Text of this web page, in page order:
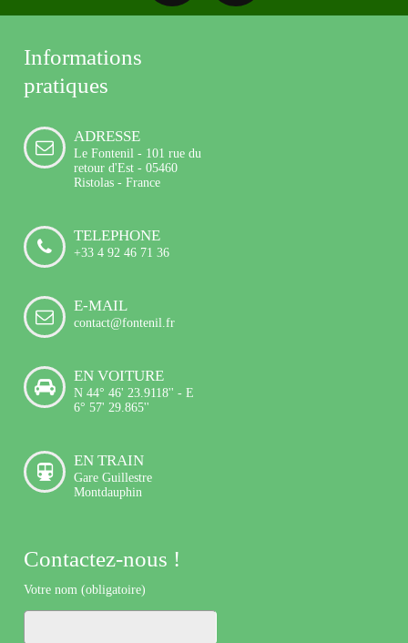
Informations
pratiques
ADRESSE
Le Fontenil - 101 rue du
retour d'Est - 05460
Ristolas - France
TELEPHONE
+33 4 92 46 71 36
E-MAIL
contact@fontenil.fr
EN VOITURE
N 44° 46' 23.9118'' - E
6° 57' 29.865''
EN TRAIN
Gare Guillestre
Montdauphin
Contactez-nous !
Votre nom (obligatoire)